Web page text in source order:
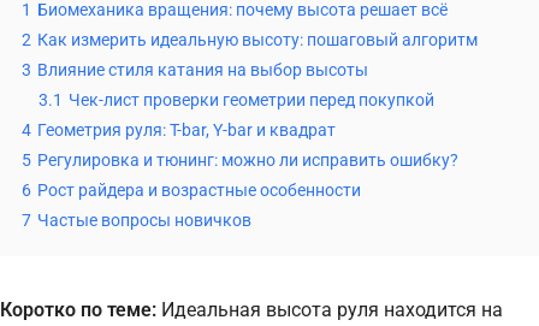
1 Биомеханика вращения: почему высота решает всё
2 Как измерить идеальную высоту: пошаговый алгоритм
3 Влияние стиля катания на выбор высоты
3.1 Чек-лист проверки геометрии перед покупкой
4 Геометрия руля: T-bar, Y-bar и квадрат
5 Регулировка и тюнинг: можно ли исправить ошибку?
6 Рост райдера и возрастные особенности
7 Частые вопросы новичков
Коротко по теме: Идеальная высота руля находится на